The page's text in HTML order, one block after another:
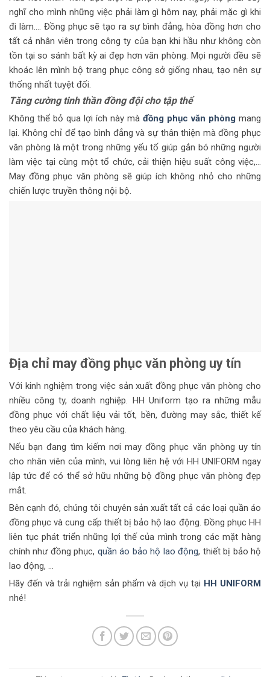
nghĩ cho mình những việc phải làm gì hôm nay, phải mặc gì khi
đi làm…. Đồng phục sẽ tạo ra sự bình đẳng, hòa đồng hơn cho
tất cả nhân viên trong công ty của bạn khi hầu như không còn
tồn tại so sánh bất kỳ ai đẹp hơn văn phòng. Mọi người đều sẽ
khoác lên mình bộ trang phục công sở giống nhau, tạo nên sự
thống nhất tuyệt đối.
Tăng cường tinh thần đồng đội cho tập thể
Không thể bỏ qua lợi ích này mà đồng phục văn phòng mang
lại. Không chỉ để tạo bình đẳng và sự thân thiện mà đồng phục
văn phòng là một trong những yếu tố giúp gắn bó những người
làm việc tại cùng một tổ chức, cải thiện hiệu suất công việc,…
May đồng phục văn phòng sẽ giúp ích không nhỏ cho những
chiến lược truyền thông nội bộ.
Địa chỉ may đồng phục văn phòng uy tín
Với kinh nghiệm trong việc sản xuất đồng phục văn phòng cho
nhiều công ty, doanh nghiệp. HH Uniform tạo ra những mẫu
đồng phục với chất liệu vải tốt, bền, đường may sắc, thiết kế
theo yêu cầu của khách hàng.
Nếu bạn đang tìm kiếm nơi may đồng phục văn phòng uy tín
cho nhân viên của mình, vui lòng liên hệ với HH UNIFORM ngay
lập tức để có thể sở hữu những bộ đồng phục văn phòng đẹp
mắt.
Bên cạnh đó, chúng tôi chuyên sản xuất tất cả các loại quần áo
đồng phục và cung cấp thiết bị bảo hộ lao động. Đồng phục HH
liên tục phát triển những lợi thế của mình trong các mặt hàng
chính như đồng phục, quần áo bảo hộ lao động, thiết bị bảo hộ
lao động, …
Hãy đến và trải nghiệm sản phẩm và dịch vụ tại HH UNIFORM
nhé!